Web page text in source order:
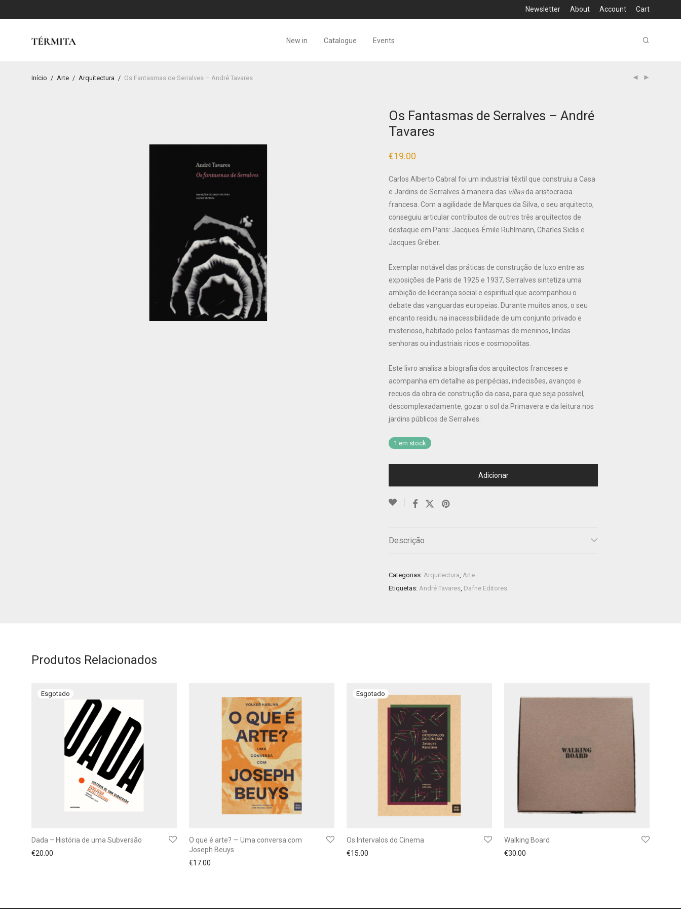
Newsletter About Account Cart
New in Catalogue Events
Início / Arte / Arquitectura / Os Fantasmas de Serralves – André Tavares
Os Fantasmas de Serralves – André
Tavares
€19.00
Carlos Alberto Cabral foi um industrial têxtil que construiu a Casa
e Jardins de Serralves à maneira das villasda aristocracia
francesa. Com a agilidade de Marques da Silva, o seu arquitecto,
conseguiu articular contributos de outros três arquitectos de
destaque em Paris: Jacques-Émile Ruhlmann, Charles Siclis e
Jacques Gréber.
Exemplar notável das práticas de construção de luxo entre as
exposições de Paris de 1925 e 1937, Serralves sintetiza uma
ambição de liderança social e espiritual que acompanhou o
debate das vanguardas europeias. Durante muitos anos, o seu
encanto residiu na inacessibilidade de um conjunto privado e
misterioso, habitado pelos fantasmas de meninos, lindas
senhoras ou industriais ricos e cosmopolitas.
Este livro analisa a biografia dos arquitectos franceses e
acompanha em detalhe as peripécias, indecisões, avanços e
recuos da obra de construção da casa, para que seja possível,
descomplexadamente, gozar o sol da Primavera e da leitura nos
jardins públicos de Serralves.
1 em stock
Adicionar
Descrição
Categorias: Arquitectura, Arte
Etiquetas: André Tavares, Dafne Editores
Produtos Relacionados
Dada – História de uma Subversão
€20.00
O que é arte? — Uma conversa com
Joseph Beuys
€17.00
Os Intervalos do Cinema
€15.00
Walking Board
€30.00